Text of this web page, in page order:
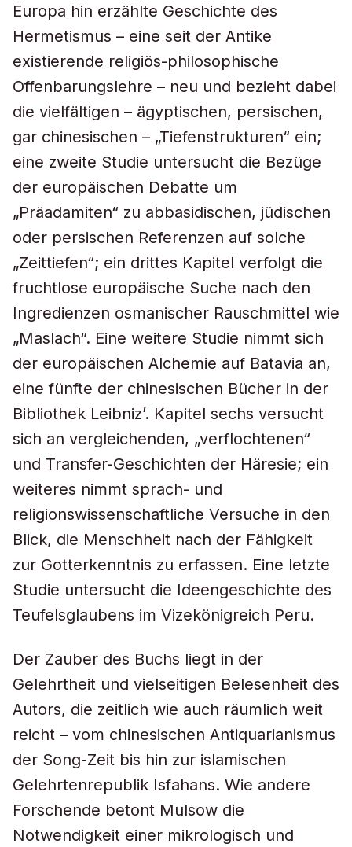
Europa hin erzählte Geschichte des
Hermetismus – eine seit der Antike
existierende religiös-philosophische
Offenbarungslehre – neu und bezieht dabei
die vielfältigen – ägyptischen, persischen,
gar chinesischen – „Tiefenstrukturen“ ein;
eine zweite Studie untersucht die Bezüge
der europäischen Debatte um
„Präadamiten“ zu abbasidischen, jüdischen
oder persischen Referenzen auf solche
„Zeittiefen“; ein drittes Kapitel verfolgt die
fruchtlose europäische Suche nach den
Ingredienzen osmanischer Rauschmittel wie
„Maslach“. Eine weitere Studie nimmt sich
der europäischen Alchemie auf Batavia an,
eine fünfte der chinesischen Bücher in der
Bibliothek Leibniz’. Kapitel sechs versucht
sich an vergleichenden, „verflochtenen“
und Transfer-Geschichten der Häresie; ein
weiteres nimmt sprach- und
religionswissenschaftliche Versuche in den
Blick, die Menschheit nach der Fähigkeit
zur Gotterkenntnis zu erfassen. Eine letzte
Studie untersucht die Ideengeschichte des
Teufelsglaubens im Vizekönigreich Peru.
Der Zauber des Buchs liegt in der
Gelehrtheit und vielseitigen Belesenheit des
Autors, die zeitlich wie auch räumlich weit
reicht – vom chinesischen Antiquarianismus
der Song-Zeit bis hin zur islamischen
Gelehrtenrepublik Isfahans. Wie andere
Forschende betont Mulsow die
Notwendigkeit einer mikrologisch und